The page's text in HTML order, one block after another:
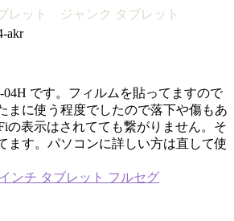
レット ジャンク タブレット
akr
04H です。フィルムを貼ってますので
まに使う程度でしたので落下や傷もあ
の表示はされてても繋がりません。そ
ます。パソコンに詳しい方は直して使
インチ タブレット フルセグ